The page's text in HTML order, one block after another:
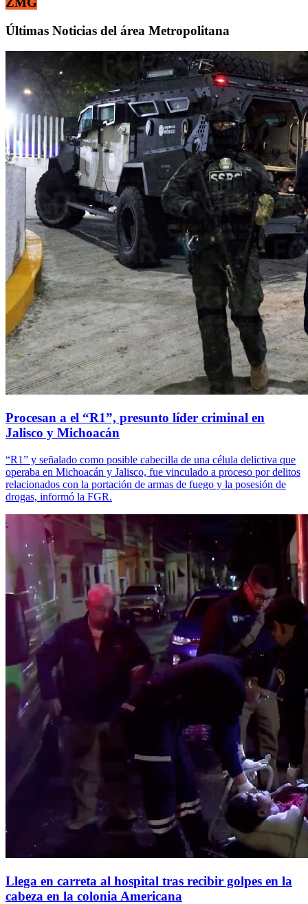
Últimas Noticias del área Metropolitana
Procesan a el “R1”, presunto líder criminal en
Jalisco y Michoacán
“R1” y señalado como posible cabecilla de una célula delictiva que
operaba en Michoacán y Jalisco, fue vinculado a proceso por delitos
relacionados con la portación de armas de fuego y la posesión de
drogas, informó la FGR.
Llega en carreta al hospital tras recibir golpes en la
cabeza en la colonia Americana